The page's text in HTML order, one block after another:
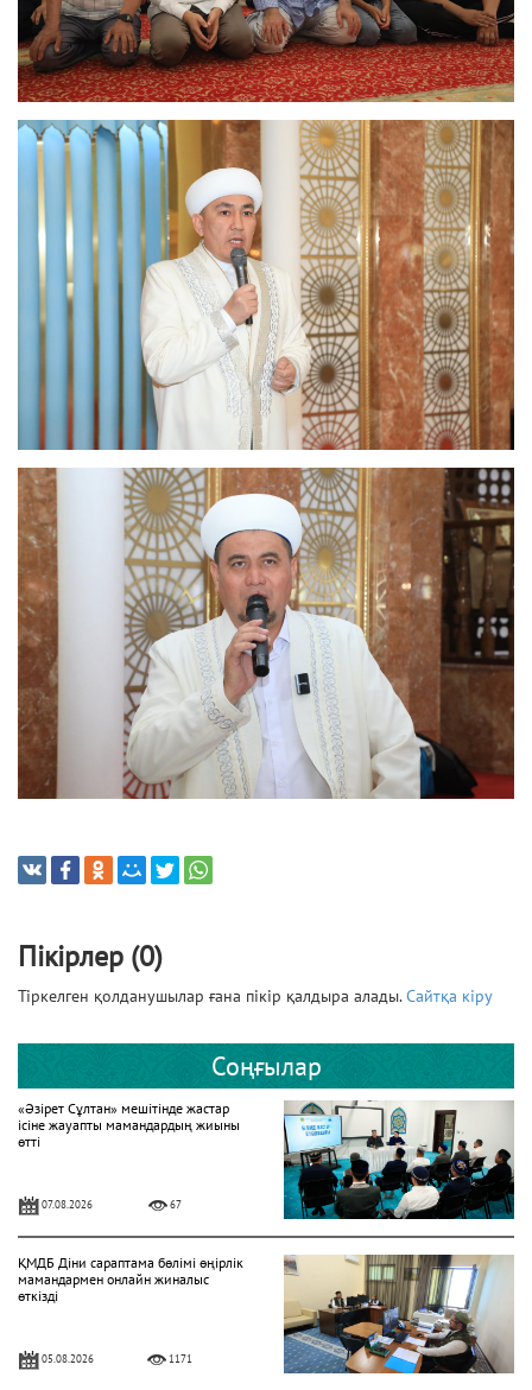
Пікірлер (0)
Тіркелген қолданушылар ғана пікір қалдыра алады.Сайтқа кіру
Соңғылар
«Әзірет Сұлтан» мешітінде жастар
ісіне жауапты мамандардың жиыны
өтті
07.08.2026 67
ҚМДБ Діни сараптама бөлімі өңірлік
мамандармен онлайн жиналыс
өткізді
05.08.2026 1171